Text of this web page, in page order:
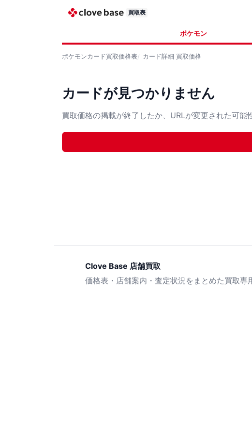
買取表
ポケモン
ポケモンカード買取価格表 カード詳細 買取価格
カードが見つかりません
買取価格の掲載が終了したか、URLが変更された可能
Clove Base 店舗買取
価格表・店舗案内・査定状況をまとめた買取専